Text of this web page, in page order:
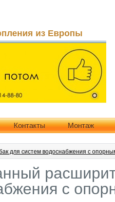
из Европы
Контакты Монтаж
для систем водоснабжения с
с